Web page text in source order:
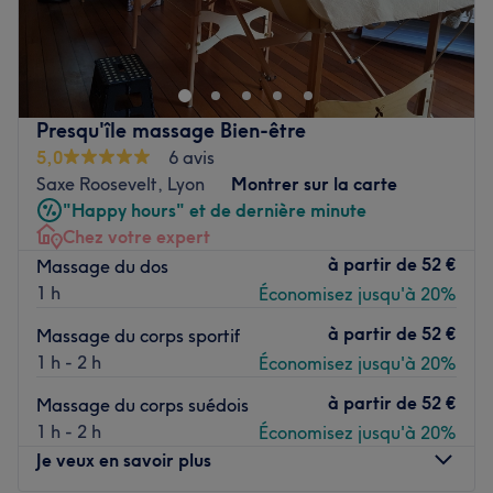
Envie de lâcher prise, de vous évader, de vous ressourcer
et de faire le plein d'énergie ? Bienvenue dans votre
salon de bien-être thaï Thaï Mâanee Bien Être, situé dans
le 6ᵉ arrondissement de Lyon.
Transport public le plus proche
Le salon est idéalement situé à quatre minutes à pied de
l'arrêt de bus Vitton - Belges, desservi par les lignes C1
et C6.
L'équipe
Une équipe de spécialistes du bien-être est à votre
Nos coups de cœur :
L’atmosphère : une ambiance cocooning, des
équipements modernes, une équipe aux petits soins, ici
tout est mis en oeuvre afin de vous faire vivre une
expérience beauté unique.
Presqu'île massage Bien-être
5,0
6 avis
Saxe Roosevelt, Lyon
Montrer sur la carte
"Happy hours" et de dernière minute
Chez votre expert
Massage du dos
1 h
à partir de 52 €
Économisez jusqu'à 20%
Massage du corps sportif
1 h - 2 h
à partir de 52 €
Économisez jusqu'à 20%
Massage du corps suédois
1 h - 2 h
à partir de 52 €
Économisez jusqu'à 20%
Je veux en savoir plus